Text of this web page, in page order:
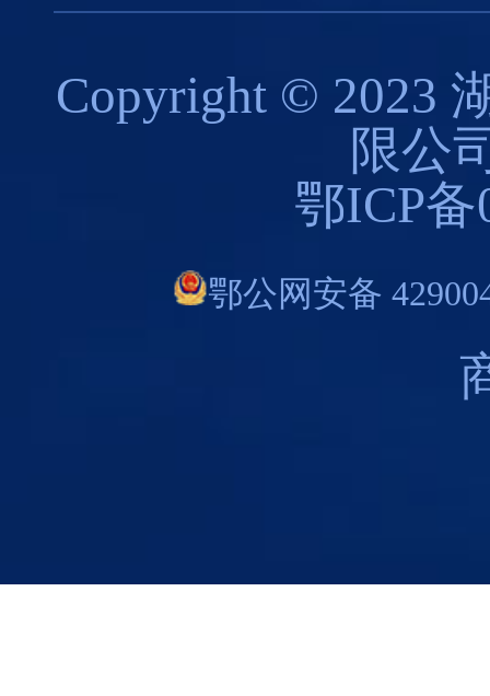
Copyright © 2023
限公
鄂ICP备
鄂公网安备